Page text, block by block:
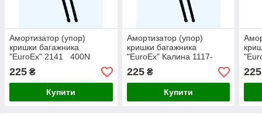
Амортизатор (упор)
кришки багажника
"EuroEx" 2141 400N
225 ₴
Купити
Амортизатор (упор)
кришки багажника
"EuroEx" Калина 1117-
2112 460N 45сm
225₴
Купити
225